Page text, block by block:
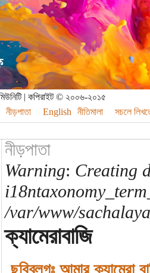
| কপিরাইট © ২০০৬-২০১৫
নীড়পাতা
English নীতিমালা সচলে
নীড়পাতা
Warning: Creating
/var/www/
ক্যামেরাবাজি
ছবিব্লগঃ আমার ক্যামেরা